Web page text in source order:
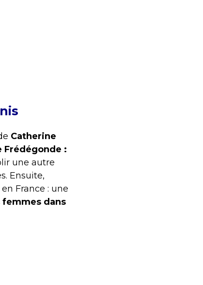
Catherine
Frédégonde :
une autre
Ensuite,
France : une
femmes dans